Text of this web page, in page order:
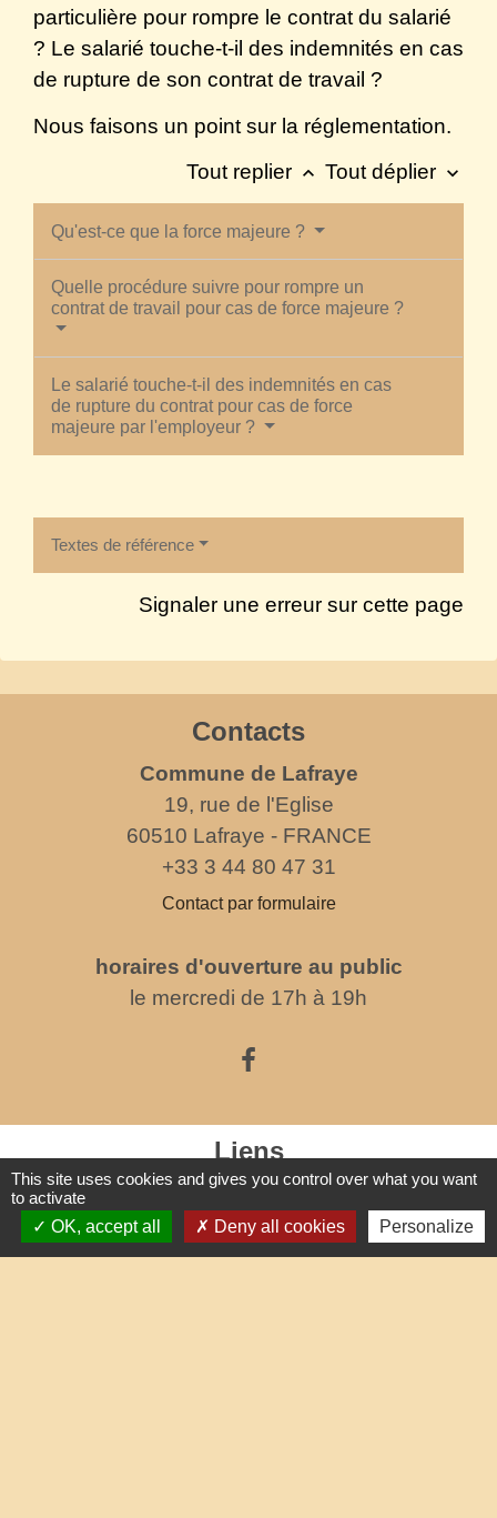
particulière pour rompre le contrat du salarié
? Le salarié touche-t-il des indemnités en cas
de rupture de son contrat de travail ?
Nous faisons un point sur la réglementation.
Tout replier keyboard_arrow_up Tout déplier keyboard_arrow_down
Qu'est-ce que la force majeure ?
Quelle procédure suivre pour rompre un
contrat de travail pour cas de force majeure ?
Le salarié touche-t-il des indemnités en cas
de rupture du contrat pour cas de force
majeure par l'employeur ?
Textes de référence
Signaler une erreur sur cette page
Contacts
Commune de Lafraye
19, rue de l'Eglise
60510 Lafraye - FRANCE
+33 3 44 80 47 31
Contact par formulaire
horaires d'ouverture au public
le mercredi de 17h à 19h
Liens
Oise mobilité
Service Public
This site uses cookies and gives you control over what you want
to activate
OK, accept all
Deny all cookies Personalize